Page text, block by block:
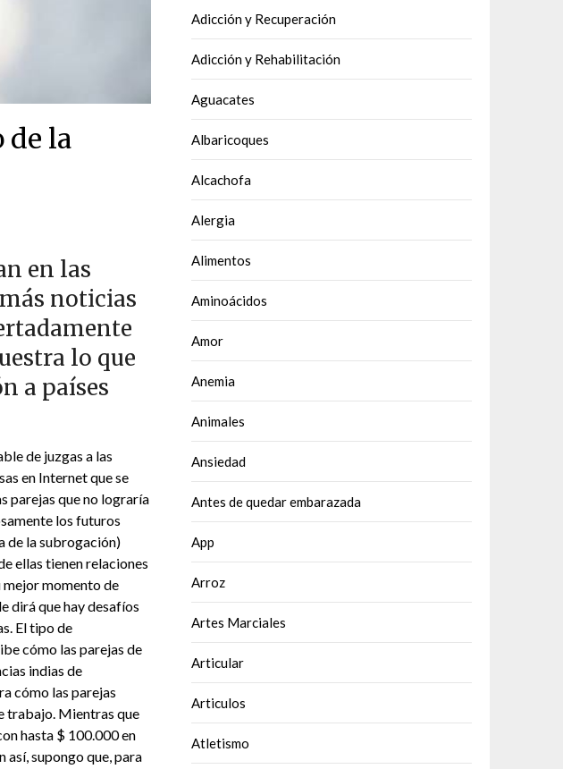
de la
en las
noticias
lo que
a países
de juzgas a las
en Internet que se
parejas que no lograría
los futuros
de la subrogación)
ellas tienen relaciones
mejor momento de
dirá que hay desafíos
El tipo de
cómo las parejas de
indias de
cómo las parejas
trabajo. Mientras que
hasta $ 100.000 en
así, supongo que, para
Adicción y Recuperación
Adicción y Rehabilitación
Aguacates
Albaricoques
Alcachofa
Alergia
Alimentos
Aminoácidos
Amor
Anemia
Animales
Ansiedad
Antes de quedar embarazada
App
Arroz
Artes Marciales
Articular
Articulos
Atletismo